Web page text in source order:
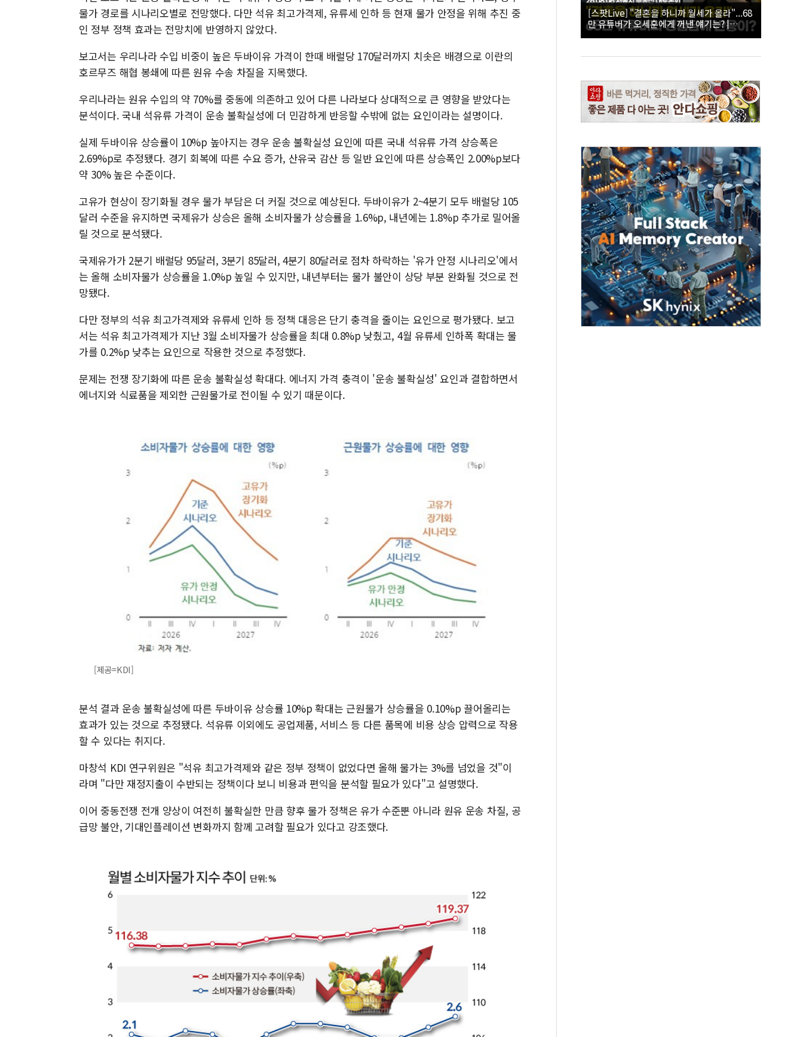
물가 경로를 시나리오별로 전망했다. 다만 석유 최고가격제, 유류세 인하 등 현재 물가 안정을 위해 추진 중
인 정부 정책 효과는 전망치에 반영하지 않았다.
보고서는 우리나라 수입 비중이 높은 두바이유 가격이 한때 배럴당 170달러까지 치솟은 배경으로 이란의
호르무즈 해협 봉쇄에 따른 원유 수송 차질을 지목했다.
우리나라는 원유 수입의 약 70%를 중동에 의존하고 있어 다른 나라보다 상대적으로 큰 영향을 받았다는
분석이다. 국내 석유류 가격이 운송 불확실성에 더 민감하게 반응할 수밖에 없는 요인이라는 설명이다.
실제 두바이유 상승률이 10%p 높아지는 경우 운송 불확실성 요인에 따른 국내 석유류 가격 상승폭은
2.69%p로 추정됐다. 경기 회복에 따른 수요 증가, 산유국 감산 등 일반 요인에 따른 상승폭인 2.00%p보다
약 30% 높은 수준이다.
고유가 현상이 장기화될 경우 물가 부담은 더 커질 것으로 예상된다. 두바이유가 2~4분기 모두 배럴당 105
달러 수준을 유지하면 국제유가 상승은 올해 소비자물가 상승률을 1.6%p, 내년에는 1.8%p 추가로 밀어올
릴 것으로 분석됐다.
국제유가가 2분기 배럴당 95달러, 3분기 85달러, 4분기 80달러로 점차 하락하는 '유가 안정 시나리오'에서
는 올해 소비자물가 상승률을 1.0%p 높일 수 있지만, 내년부터는 물가 불안이 상당 부분 완화될 것으로 전
망됐다.
다만 정부의 석유 최고가격제와 유류세 인하 등 정책 대응은 단기 충격을 줄이는 요인으로 평가됐다. 보고
서는 석유 최고가격제가 지난 3월 소비자물가 상승률을 최대 0.8%p 낮췄고, 4월 유류세 인하폭 확대는 물
가를 0.2%p 낮추는 요인으로 작용한 것으로 추정했다.
문제는 전쟁 장기화에 따른 운송 불확실성 확대다. 에너지 가격 충격이 '운송 불확실성' 요인과 결합하면서
에너지와 식료품을 제외한 근원물가로 전이될 수 있기 때문이다.
[제공=KDI]
분석 결과 운송 불확실성에 따른 두바이유 상승률 10%p 확대는 근원물가 상승률을 0.10%p 끌어올리는
효과가 있는 것으로 추정됐다. 석유류 이외에도 공업제품, 서비스 등 다른 품목에 비용 상승 압력으로 작용
할 수 있다는 취지다.
마창석 KDI 연구위원은 "석유 최고가격제와 같은 정부 정책이 없었다면 올해 물가는 3%를 넘었을 것"이
라며 "다만 재정지출이 수반되는 정책이다 보니 비용과 편익을 분석할 필요가 있다"고 설명했다.
이어 중동전쟁 전개 양상이 여전히 불확실한 만큼 향후 물가 정책은 유가 수준뿐 아니라 원유 운송 차질, 공
급망 불안, 기대인플레이션 변화까지 함께 고려할 필요가 있다고 강조했다.
[스팟Live] "결혼을 하니까 월세가 올라"...68
만 유튜버가 오세훈에게 꺼낸 얘기는? |
26.08.06 서울시 부동산 대토론회